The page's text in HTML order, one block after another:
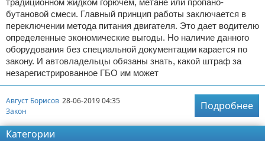
традиционном жидком горючем, метане или пропано-
бутановой смеси. Главный принцип работы заключается в
переключении метода питания двигателя. Это дает водителю
определенные экономические выгоды. Но наличие данного
оборудования без специальной документации карается по
закону. И автовладельцы обязаны знать, какой штраф за
незарегистрированное ГБО им может
Август Борисов 28-06-2019 04:35
Закон
Подробнее
Категории